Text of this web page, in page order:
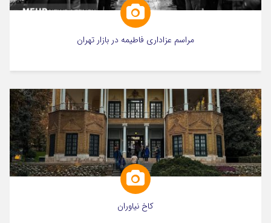
مراسم عزاداری فاطیمه در بازار تهران
کاخ نیاوران